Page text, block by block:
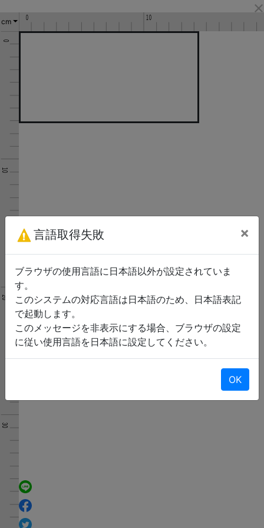
cm
言語取得失敗 ×
ブラウザの使用言語に日本語以外が設定されていま
す。
このシステムの対応言語は日本語のため、日本語表記
で起動します。
このメッセージを非表示にする場合、ブラウザの設定
に従い使用言語を日本語に設定してください。
OK